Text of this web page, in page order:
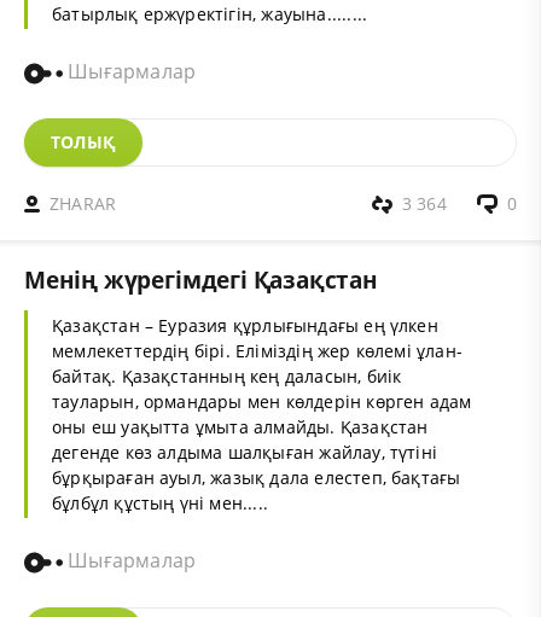
батырлық ержүректігін, жауына........
Шығармалар
ТОЛЫҚ
ZHARAR 0
3 364
Менің жүрегімдегі Қазақстан
Қазақстан – Еуразия құрлығындағы ең үлкен
мемлекеттердің бірі. Еліміздің жер көлемі ұлан-
байтақ. Қазақстанның кең даласын, биік
тауларын, ормандары мен көлдерін көрген адам
оны еш уақытта ұмыта алмайды. Қазақстан
дегенде көз алдыма шалқыған жайлау, түтіні
бұрқыраған ауыл, жазық дала елестеп, бақтағы
бұлбұл құстың үні мен.....
Шығармалар